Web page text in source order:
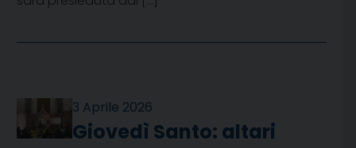
3 Aprile 2026
Giovedì Santo: altari